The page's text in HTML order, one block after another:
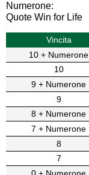
Numerone:
Quote Win for Life
Vincita
10 + Numerone
10
9 + Numerone
9
8 + Numerone
7 + Numerone
8
7